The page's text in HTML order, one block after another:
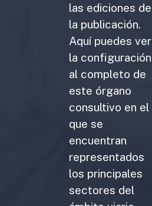
las ediciones de
la publicación.
Aquí puedes ver
la configuración
al completo de
este órgano
consultivo en el
que se
encuentran
representados
los principales
sectores del